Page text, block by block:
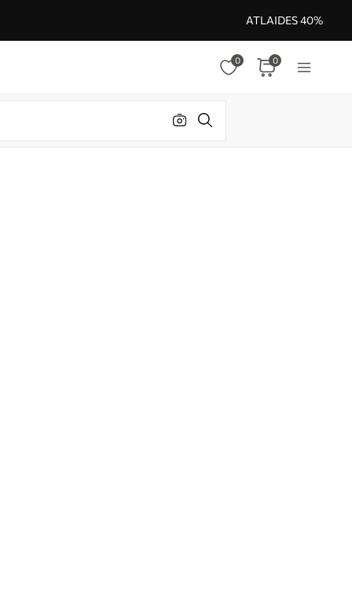
ATLAIDES 40%
0 0